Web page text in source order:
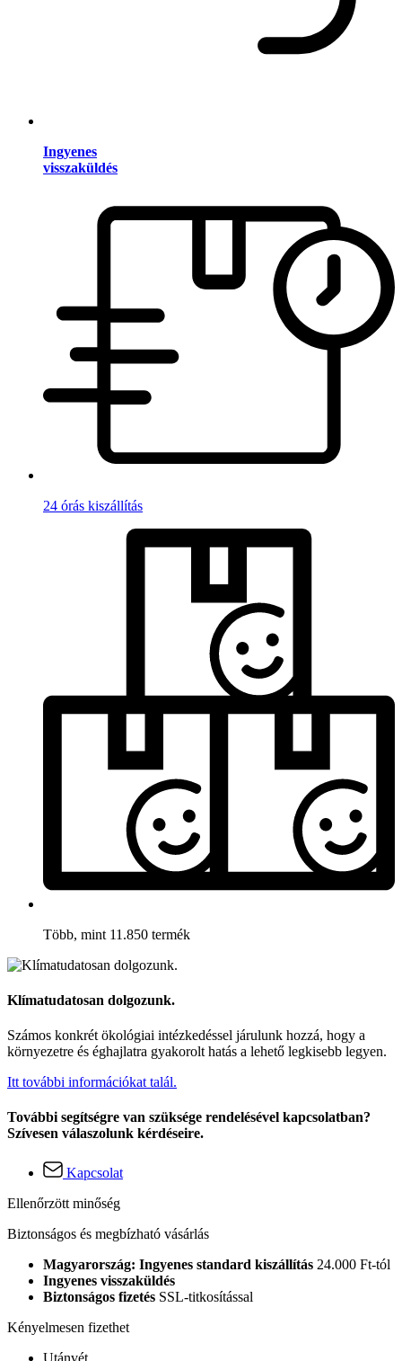
Ingyenes
visszaküldés
24 órás kiszállítás
Több, mint 11.850 termék
Klímatudatosan dolgozunk.
Számos konkrét ökológiai intézkedéssel járulunk hozzá, hogy a
környezetre és éghajlatra gyakorolt hatás a lehető legkisebb legyen.
Itt további információkat talál.
További segítségre van szüksége rendelésével kapcsolatban?
Szívesen válaszolunk kérdéseire.
Kapcsolat
Ellenőrzött minőség
Biztonságos és megbízható vásárlás
Magyarország: Ingyenes standard kiszállítás 24.000 Ft-tól
Ingyenes visszaküldés
Biztonságos fizetés SSL-titkosítással
Kényelmesen fizethet
Utánvét